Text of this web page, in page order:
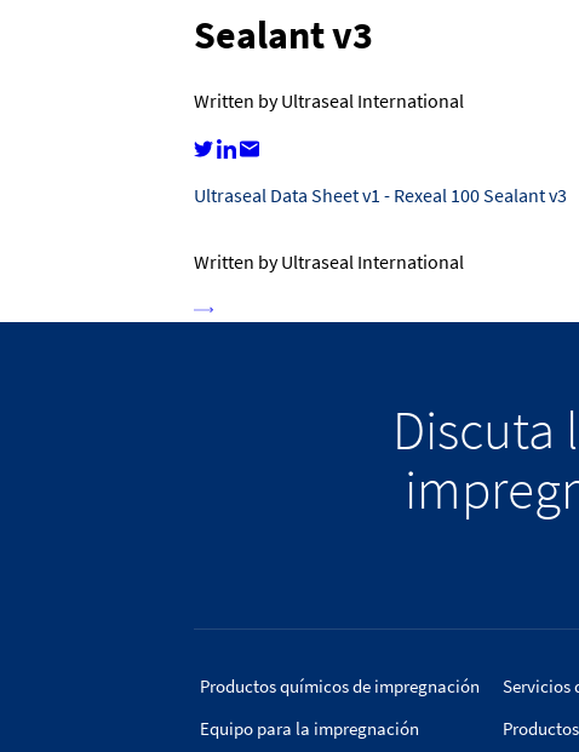
Sealant v3
Written by Ultraseal International
Ultraseal Data Sheet v1 - Rexeal 100 Sealant v3
Written by Ultraseal International
Discuta
Productos químicos de impregnación
Equipo para la impregnación
Servicios